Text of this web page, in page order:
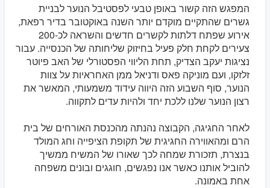
המפגש הזה קשור באופן טבעי לפסטיבל הנוער לבניית
גשרים שהתקיים מוקדם יותר השנה באוקטובר בדיר רפאת,
אירוע שפתח דלתות לקשרים חדשים והשראה לכ-200
צעירים לקחת חלק פעיל בחיזוק שליחותה של הכנסייה. עבור
נציגות יעקב הצדיק, תחת הליווי הפסטורלי של האב פיוטר
זלזקו, ועם מוניקה פאס ודניאל ממן האחראיות על צוות
הנוער, סוף השבוע הזה היווה עידוד משמעותי, המאשר את
רצון הנוער שלנו ללכת יחד ולהיות עדים לתקווה.
לאחר החגיגה, הקבוצה נהנתה מהכנסת האורחים של בית
הרם ומהאווירה החגיגית של תקופת הציפייה וחג המולד
בנצרת, תזכורת שמחה לכך שאורו של המשיח ממשיך
להוביל אותנו כאשר אנו נפגשים, חוגגים ובונים משפחה
אחת באמונה.